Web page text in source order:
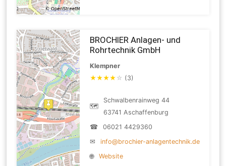
BROCHIER Anlagen- und
Rohrtechnik GmbH
Klempner
★★★★ ☆ (3)
🗺
Schwalbenrainweg 44
63741 Aschaffenburg
☎
06021 4429360
✉
info@brochier-anlagentechnik.de
🌐
Website